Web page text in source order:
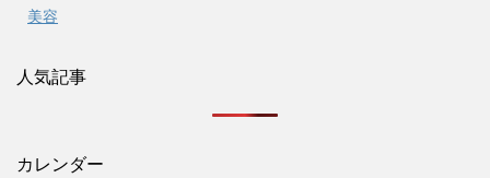
美容
人気記事
カレンダー